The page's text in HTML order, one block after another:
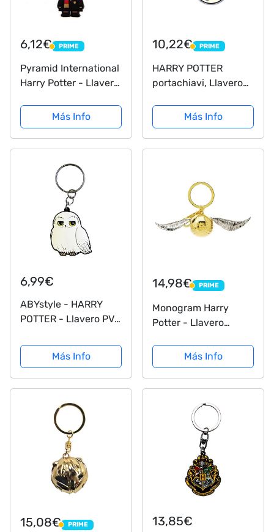
6,12€ PRIME
PRIME
Pyramid International
Harry Potter - Llavero
Multicolor, 4.5 x 6cm
Más Info
10,22€ PRIME
PRIME
HARRY POTTER
portachiavi, Llavero
opacity, Plata, Taglia
unica
Más Info
6,99€
ABYstyle - HARRY
POTTER - Llavero PVC
Más Info
14,98€ PRIME
PRIME
Monogram Harry
Potter - Llavero
Más Info
15,08€ PRIME
PRIME 13,85€